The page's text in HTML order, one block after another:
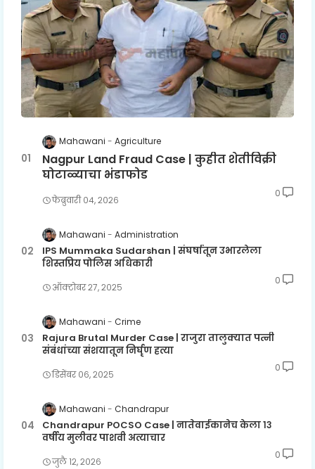
Mahawani Agriculture
Nagpur Land Fraud Case | कुहीत शेतीविक्री
घोटाळ्याचा भंडाफोड
फेब्रुवारी ०४, २०२६
0
Mahawani Administration
IPS Mummaka Sudarshan | संघर्षातून उभारलेला
शिस्तप्रिय पोलिस अधिकारी
ऑक्टोबर २७, २०२५
0
Mahawani Crime
Rajura Brutal Murder Case | राजुरा तालुक्यात पत्नी
संबंधांच्या संशयातून निर्घृण हत्या
डिसेंबर ०६, २०२५
0
Mahawani Chandrapur
Chandrapur POCSO Case | नातेवाईकानेच केला १३
वर्षीय मुलीवर पाशवी अत्याचार
जुलै १२, २०२६
0